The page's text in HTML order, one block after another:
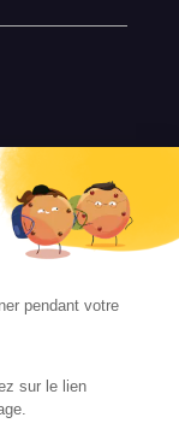
pendant votre
sur le lien